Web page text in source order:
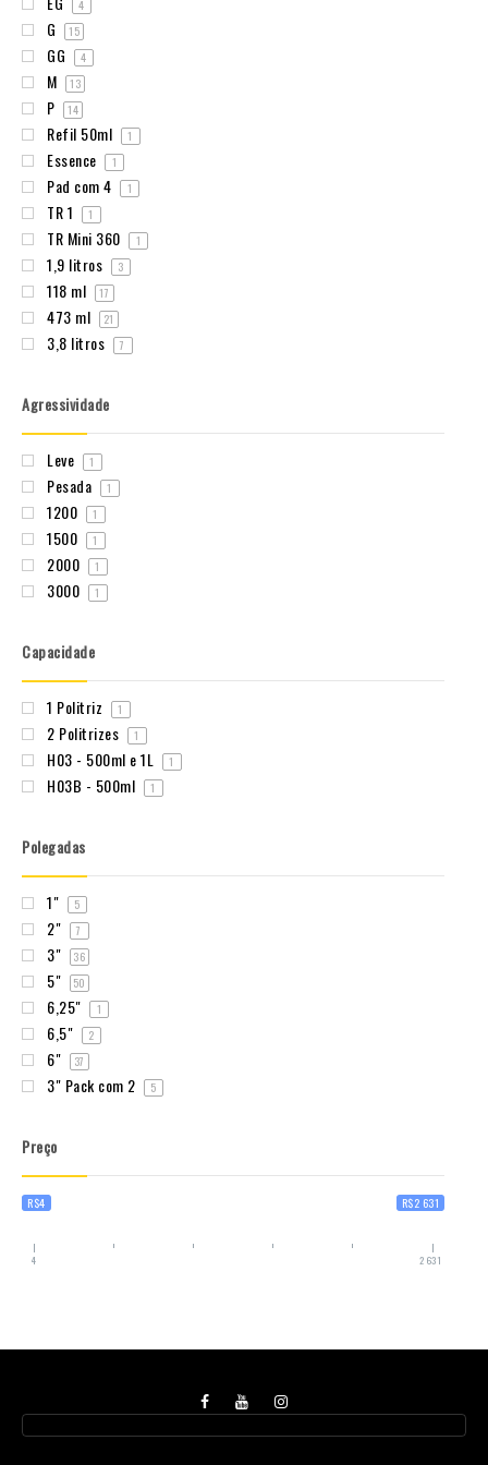
4
G 15
GG 4
M 13
P 14
Refil 50ml 1
Essence 1
Pad com 4 1
TR 1 1
TR Mini 360 1
1,9 litros 3
118 ml 17
473 ml 21
3,8 litros 7
Agressividade
Leve 1
Pesada 1
1200 1
1500 1
2000 1
3000 1
Capacidade
1 Politriz 1
2 Politrizes 1
H03 - 500ml e 1L 1
H03B - 500ml 1
Polegadas
1" 5
2" 7
3" 36
5" 50
6,25" 1
6,5" 2
6" 37
3" Pack com 2 5
Preço
R$4 R$2 631
4 2 631